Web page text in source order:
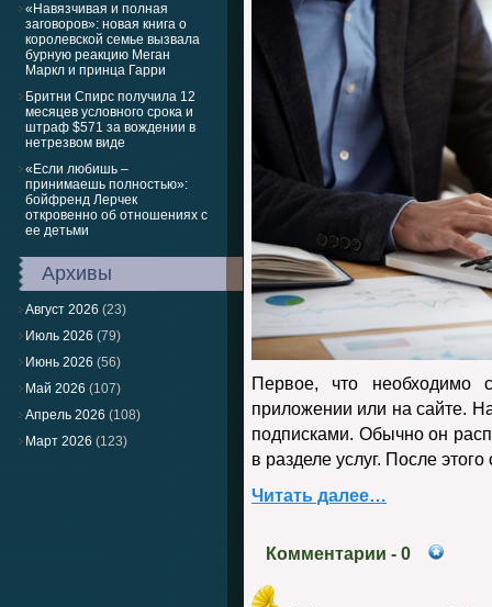
«Навязчивая и полная
заговоров»: новая книга о
королевской семье вызвала
бурную реакцию Меган
Маркл и принца Гарри
Бритни Спирс получила 12
месяцев условного срока и
штраф $571 за вождении в
нетрезвом виде
«Если любишь –
принимаешь полностью»:
бойфренд Лерчек
откровенно об отношениях с
ее детьми
Архивы
Август 2026 (23)
Июль 2026 (79)
Июнь 2026 (56)
Май 2026 (107)
Апрель 2026 (108)
Март 2026 (123)
Первое, что необходимо
приложении или на сайте.
подписками. Обычно он
в разделе услуг. После
Читать далее…
Комментарии - 0